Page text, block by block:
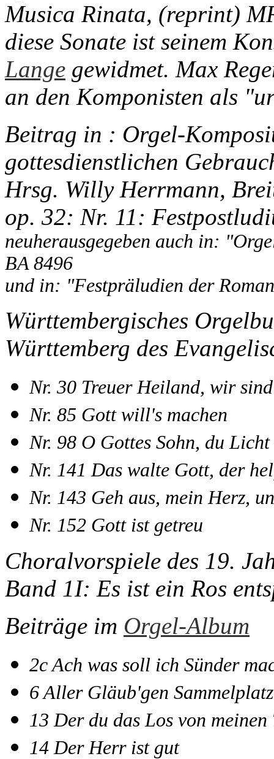
Musica Rinata, (reprint)
diese Sonate ist seinem
Lange gewidmet. Max
an den Komponisten als
Beitrag in : Orgel-
gottesdienstlichen
Hrsg. Willy Herrmann,
op. 32: Nr. 11:
neuherausgegeben auch in:
BA 8496
und in: "Festpräludien der
Württembergisches
Württemberg des
Nr. 30 Treuer Heiland, wir
Nr. 85 Gott will's machen
Nr. 98 O Gottes Sohn, du
Nr. 141 Das walte Gott, der
Nr. 143 Geh aus, mein Herz,
Nr. 152 Gott ist getreu
Choralvorspiele des 19.
Band 1I: Es ist ein Ros
Beiträge im Orgel-Album
2c Ach was soll ich Sünder
6 Aller Gläub'gen Sammelplatz
13 Der du das Los von meinen
14 Der Herr ist gut